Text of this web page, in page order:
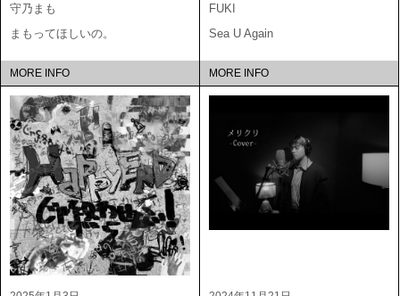
守乃まも
まもってほしいの。
MORE INFO
FUKI
Sea U Again
MORE INFO